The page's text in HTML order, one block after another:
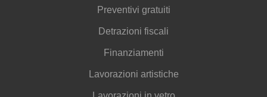
Preventivi gratuiti
Detrazioni fiscali
Finanziamenti
Lavorazioni artistiche